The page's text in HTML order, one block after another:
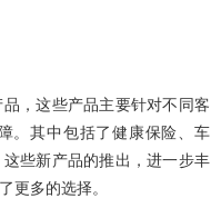
，这些产品主要针对不同客
。其中包括了健康保险、车
些新产品的推出，进一步丰
更多的选择。